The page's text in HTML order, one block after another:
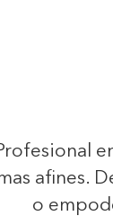
afines.
o